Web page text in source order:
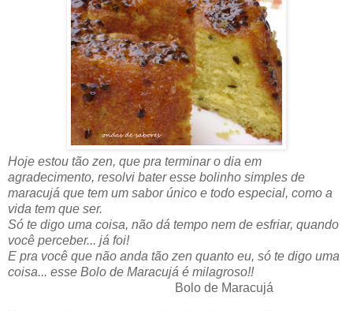
Hoje estou tão zen, que pra terminar o dia em
agradecimento, resolvi bater esse bolinho simples de
maracujá que tem um sabor único e todo especial, como a
vida tem que ser.
Só te digo uma coisa, não dá tempo nem de esfriar, quando
você perceber... já foi!
E pra você que não anda tão zen quanto eu, só te digo uma
coisa... esse Bolo de Maracujá é milagroso!!
Bolo de Maracujá